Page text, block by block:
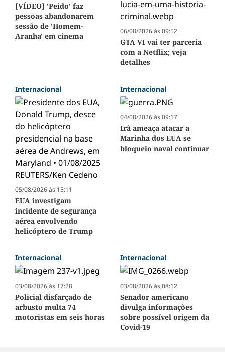
[VÍDEO] 'Peido' faz
pessoas abandonarem
sessão de 'Homem-
Aranha' em cinema
06/08/2026 às 09:52
GTA VI vai ter parceria
com a Netflix; veja
detalhes
Internacional
05/08/2026 às 15:11
EUA investigam
incidente de segurança
aérea envolvendo
helicóptero de Trump
Internacional
04/08/2026 às 09:17
Irã ameaça atacar a
Marinha dos EUA se
bloqueio naval continuar
Internacional
03/08/2026 às 17:28
Policial disfarçado de
arbusto multa 74
motoristas em seis horas
Internacional
03/08/2026 às 08:12
Senador americano
divulga informações
sobre possível origem da
Covid-19